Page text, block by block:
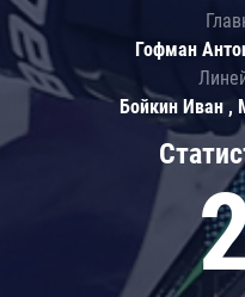
Гофман
Бойкин Иван ,